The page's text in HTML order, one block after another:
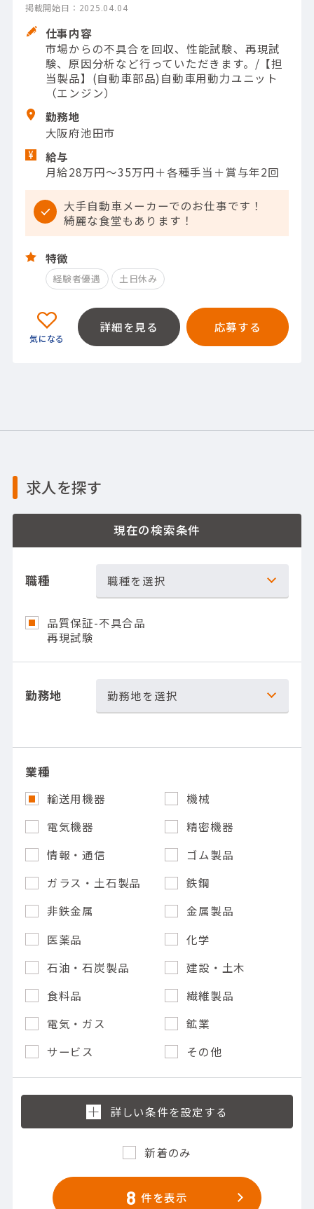
掲載開始日：2025.04.04
仕事内容
市場からの不具合を回収、性能試験、再現試
験、原因分析など行っていただきます。/【担
当製品】(自動車部品)自動車用動力ユニット
（エンジン）
勤務地
大阪府池田市
給与
月給28万円～35万円＋各種手当＋賞与年2回
大手自動車メーカーでのお仕事です！
綺麗な食堂もあります！
特徴
経験者優遇 土日休み
詳細を見る 応募する
求人を探す
現在の検索条件
職種 職種を選択
品質保証-不具合品
再現試験
勤務地 勤務地を選択
業種
輸送用機器
機械
電気機器
精密機器
情報・通信
ゴム製品
ガラス・土石製品
鉄鋼
非鉄金属
金属製品
医薬品
化学
石油・石炭製品
建設・土木
食料品
繊維製品
電気・ガス
鉱業
サービス
その他
新着のみ
8 件を表示